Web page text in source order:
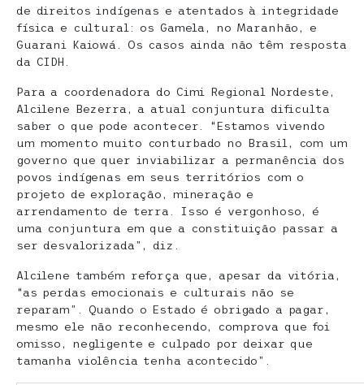
de direitos indígenas e atentados à integridade
física e cultural: os Gamela, no Maranhão, e
Guarani Kaiowá. Os casos ainda não têm resposta
da CIDH.
Para a coordenadora do Cimi Regional Nordeste,
Alcilene Bezerra, a atual conjuntura dificulta
saber o que pode acontecer. “Estamos vivendo
um momento muito conturbado no Brasil, com um
governo que quer inviabilizar a permanência dos
povos indígenas em seus territórios com o
projeto de exploração, mineração e
arrendamento de terra. Isso é vergonhoso, é
uma conjuntura em que a constituição passar a
ser desvalorizada”, diz.
Alcilene também reforça que, apesar da vitória,
“as perdas emocionais e culturais não se
reparam”. Quando o Estado é obrigado a pagar,
mesmo ele não reconhecendo, comprova que foi
omisso, negligente e culpado por deixar que
tamanha violência tenha acontecido”.